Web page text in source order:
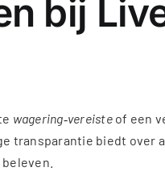
bij
wagering‑vereisteof een
transparantie biedt over